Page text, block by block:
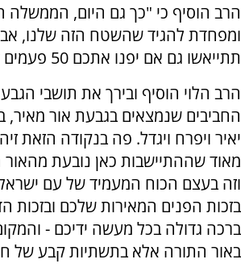
הרב הוסיף כי "כך גם היום,
ומפחדת להגיד שהשטח הזה שלנו,
תתייאשו גם אם יפנו אתכם 50 פעמים מכאן. חזקו ואמצו".
הרב הלוי הוסיף ובירך את תושבי
החביבים שנמצאים בגבעת אור מאיר,
יאיר ויפרח ויגדל. פה בנקודה הזאת
מאוד שההתיישבות כאן נובעת
וזה בעצם הכוח המעמיד של עם
בזכות הפנים המאירות שלכם ובזכות
ברכה גדולה בכל מעשה ידיכם -
באור התורה אלא בתשתיות קבע של